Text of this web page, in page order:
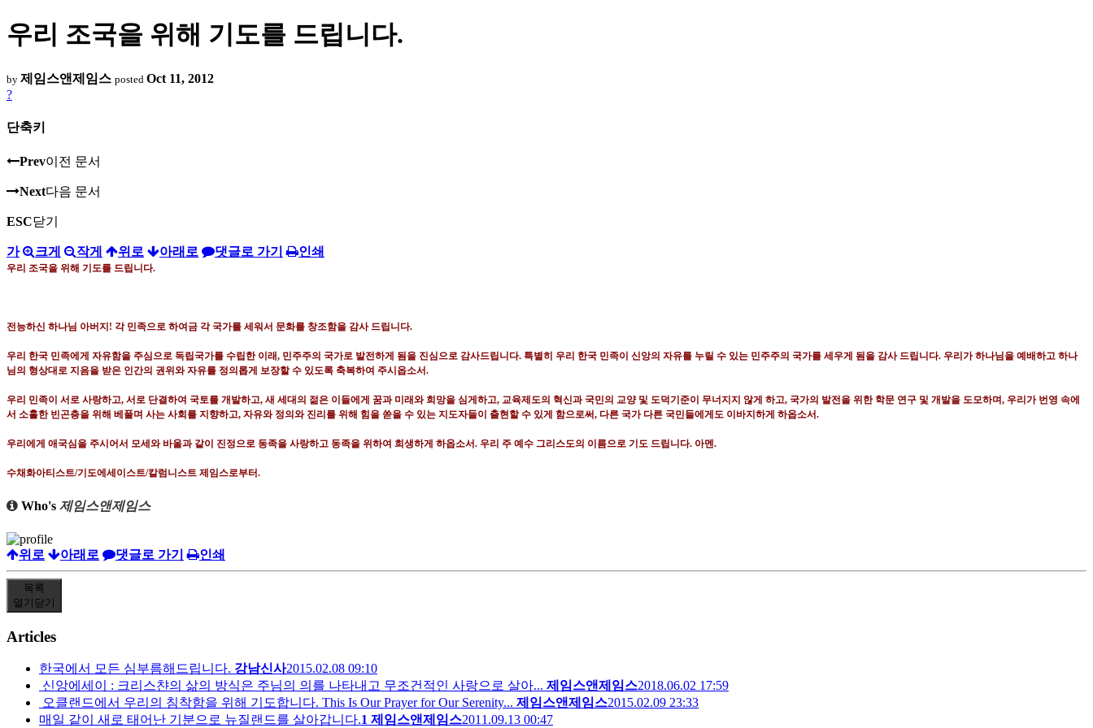
우리 조국을 위해 기도를 드립니다.
by 제임스앤제임스 posted Oct 11, 2012
?
단축키
Prev이전 문서
Next다음 문서
ESC닫기
가 크게 작게 위로 아래로 댓글로 가기 인쇄
우리 조국을 위해 기도를 드립니다.
전능하신 하나님 아버지 ! 각 민족으로 하여금 각 국가를 세워서 문화를 창조함을 감사 드립니다.
우리 한국 민족에게 자유함을 주심으로 독립국가를 수립한 이래, 민주주의 국가로 발전하게 됨을 진심으로 감사드립니다. 특별히 우리 한국 민족이 신앙의 자유를 누릴 수 있는 민주주의 국가를 세우게 됨을 감사 드립니다. 우리가 하나님을 예배하고 하나
님의 형상대로 지음을 받은 인간의 권위와 자유를 정의롭게 보장할 수 있도록 축복하여 주시옵소서.
우리 민족이 서로 사랑하고, 서로 단결하여 국토를 개발하고, 새 세대의 젊은 이들에게 꿈과 미래와 희망을 심게하고, 교육제도의 혁신과 국민의 교양 및 도덕기준이 무너지지 않게 하고, 국가의 발전을 위한 학문 연구 및 개발을 도모하며, 우리가 번영 속에
서 소홀한 빈곤층을 위해 베풀며 사는 사회를 지향하고, 자유와 정의와 진리를 위해 힘을 쏟을 수 있는 지도자들이 출현할 수 있게 함으로써, 다른 국가 다른 국민들에게도 이바지하게 하옵소서.
우리에게 애국심을 주시어서 모세와 바울과 같이 진정으로 동족을 사랑하고 동족을 위하여 희생하게 하옵소서. 우리 주 예수 그리스도의 이름으로 기도 드립니다. 아멘.
수채화아티스트/기도에세이스트/칼럼니스트 제임스로부터.
Who's 제임스앤제임스
위로 아래로 댓글로 가기 인쇄
목록
열기 닫기
Articles
한국에서 모든 심부름해드립니다. 강남신사2015.02.08 09:10
신앙에세이 : 크리스챤의 삶의 방식은 주님의 의를 나타내고 무조건적인 사랑으로 살아... 제임스앤제임스2018.06.02 17:59
오클랜드에서 우리의 침착함을 위해 기도합니다. This Is Our Prayer for Our Serenity... 제임스앤제임스2015.02.09 23:33
매일 같이 새로 태어난 기분으로 뉴질랜드를 살아갑니다.1 제임스앤제임스2011.09.13 00:47